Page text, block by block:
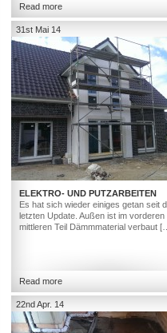
Read more
31st Mai 14
ELEKTRO- UND PUTZARBEITEN
Es hat sich wieder einiges getan seit
letzten Update. Außen ist im vorderen
mittleren Teil Dämmmaterial verbaut
Read more
22nd Apr. 14